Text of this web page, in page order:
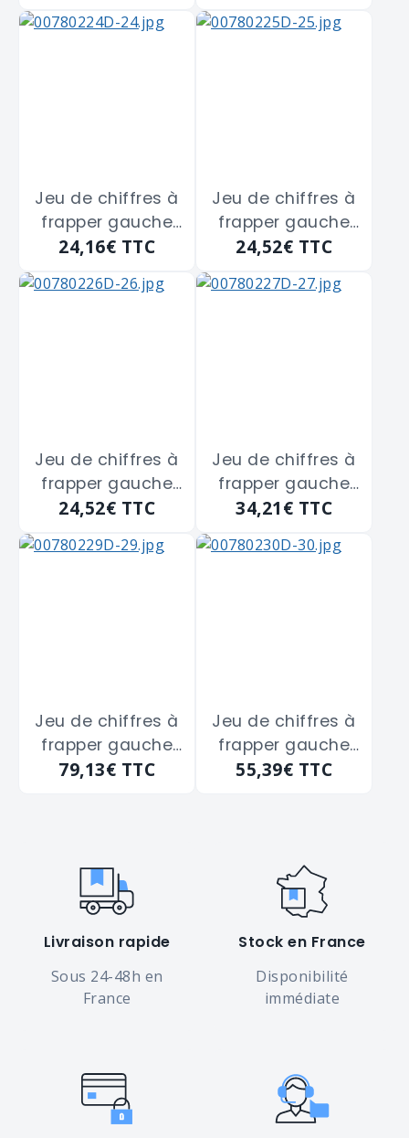
Jeu de chiffres à
frapper gauche
de 2 m/m
24,16€ TTC
Jeu de chiffres à
frapper gauche
de 3 m/m
24,52€ TTC
Jeu de chiffres à
frapper gauche
de 4 m/m
24,52€ TTC
Jeu de chiffres à
frapper gauche
de 5 m/m
34,21€ TTC
Jeu de chiffres à
frapper gauche
de 7 m/m
79,13€ TTC
Jeu de chiffres à
frapper gauche
de 8 m/m
55,39€ TTC
Livraison rapide
Sous 24-48h en
France
Stock en France
Disponibilité
immédiate